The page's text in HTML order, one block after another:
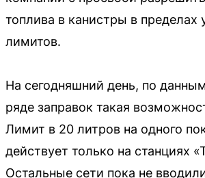
топлива в канистры в пределах
лимитов.
На сегодняшний день, по
ряде заправок такая
Лимит в 20 литров на одного
действует только на станциях
Остальные сети пока не